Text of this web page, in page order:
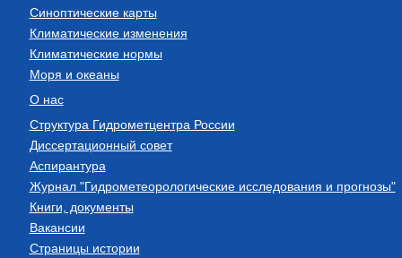
Синоптические карты
Климатические изменения
Климатические нормы
Моря и океаны
О нас
Структура Гидрометцентра России
Диссертационный совет
Аспирантура
Журнал "Гидрометеорологические исследования и прогнозы"
Книги, документы
Вакансии
Страницы истории